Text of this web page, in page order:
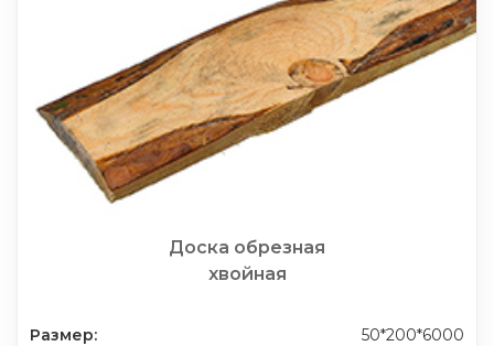
Доска обрезная
хвойная
Размер:
50*200*6000